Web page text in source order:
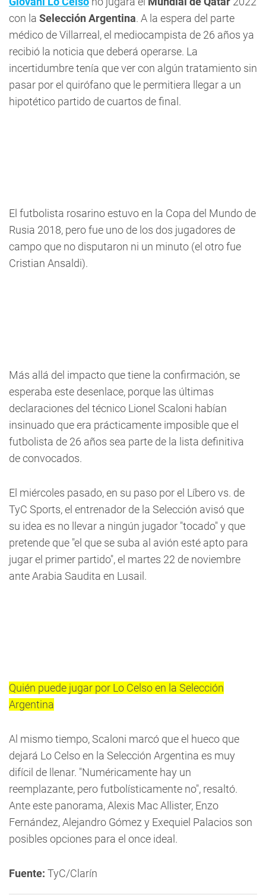
con la Selección Argentina. A la espera del parte
médico de Villarreal, el mediocampista de 26 años ya
recibió la noticia que deberá operarse. La
incertidumbre tenía que ver con algún tratamiento sin
pasar por el quirófano que le permitiera llegar a un
hipotético partido de cuartos de final.
El futbolista rosarino estuvo en la Copa del Mundo de
Rusia 2018, pero fue uno de los dos jugadores de
campo que no disputaron ni un minuto (el otro fue
Cristian Ansaldi).
Más allá del impacto que tiene la confirmación, se
esperaba este desenlace, porque las últimas
declaraciones del técnico Lionel Scaloni habían
insinuado que era prácticamente imposible que el
futbolista de 26 años sea parte de la lista definitiva
de convocados.
El miércoles pasado, en su paso por el Líbero vs. de
TyC Sports, el entrenador de la Selección avisó que
su idea es no llevar a ningún jugador "tocado" y que
pretende que "el que se suba al avión esté apto para
jugar el primer partido", el martes 22 de noviembre
ante Arabia Saudita en Lusail.
Quién puede jugar por Lo Celso en la Selección
Argentina
Al mismo tiempo, Scaloni marcó que el hueco que
dejará Lo Celso en la Selección Argentina es muy
difícil de llenar. "Numéricamente hay un
reemplazante, pero futbolísticamente no", resaltó.
Ante este panorama, Alexis Mac Allister, Enzo
Fernández, Alejandro Gómez y Exequiel Palacios son
posibles opciones para el once ideal.
Fuente: TyC/Clarín